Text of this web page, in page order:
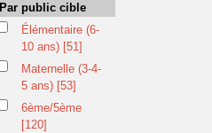
Par public cible
Élémentaire (6-
10 ans) [51]
Maternelle (3-4-
5 ans) [53]
6ème/5ème
[120]